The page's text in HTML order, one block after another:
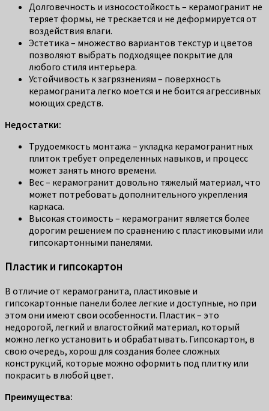
Долговечность и износостойкость – керамогранит не
теряет формы, не трескается и не деформируется от
воздействия влаги.
Эстетика – множество вариантов текстур и цветов
позволяют выбрать подходящее покрытие для
любого стиля интерьера.
Устойчивость к загрязнениям – поверхность
керамогранита легко моется и не боится агрессивных
моющих средств.
Недостатки:
Трудоемкость монтажа – укладка керамогранитных
плиток требует определенных навыков, и процесс
может занять много времени.
Вес – керамогранит довольно тяжелый материал, что
может потребовать дополнительного укрепления
каркаса.
Высокая стоимость – керамогранит является более
дорогим решением по сравнению с пластиковыми или
гипсокартонными панелями.
Пластик и гипсокартон
В отличие от керамогранита, пластиковые и
гипсокартонные панели более легкие и доступные, но при
этом они имеют свои особенности. Пластик – это
недорогой, легкий и влагостойкий материал, который
можно легко установить и обрабатывать. Гипсокартон, в
свою очередь, хорош для создания более сложных
конструкций, которые можно оформить под плитку или
покрасить в любой цвет.
Преимущества: